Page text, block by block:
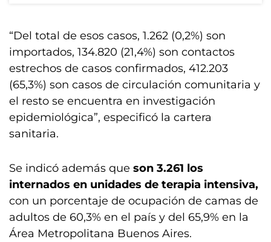
“Del total de esos casos, 1.262 (0,2%) son
importados, 134.820 (21,4%) son contactos
estrechos de casos confirmados, 412.203
(65,3%) son casos de circulación comunitaria y
el resto se encuentra en investigación
epidemiológica”, especificó la cartera
sanitaria.
Se indicó además que son 3.261 los
internados en unidades de terapia intensiva,
con un porcentaje de ocupación de camas de
adultos de 60,3% en el país y del 65,9% en la
Área Metropolitana Buenos Aires.